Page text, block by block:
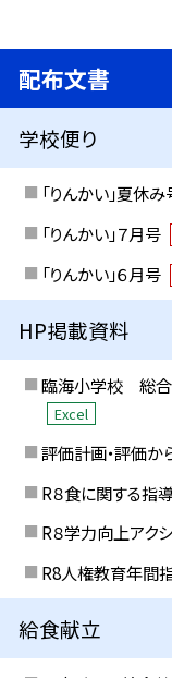
配布文書
学校便り
「りんかい」夏休
「りんかい」７月号
「りんかい」６月号
HP掲載資料
臨海小学校 総
Excel
評価計画・評価
R８食に関する
R８学力向上アク
R8人権教育年間
給食献立